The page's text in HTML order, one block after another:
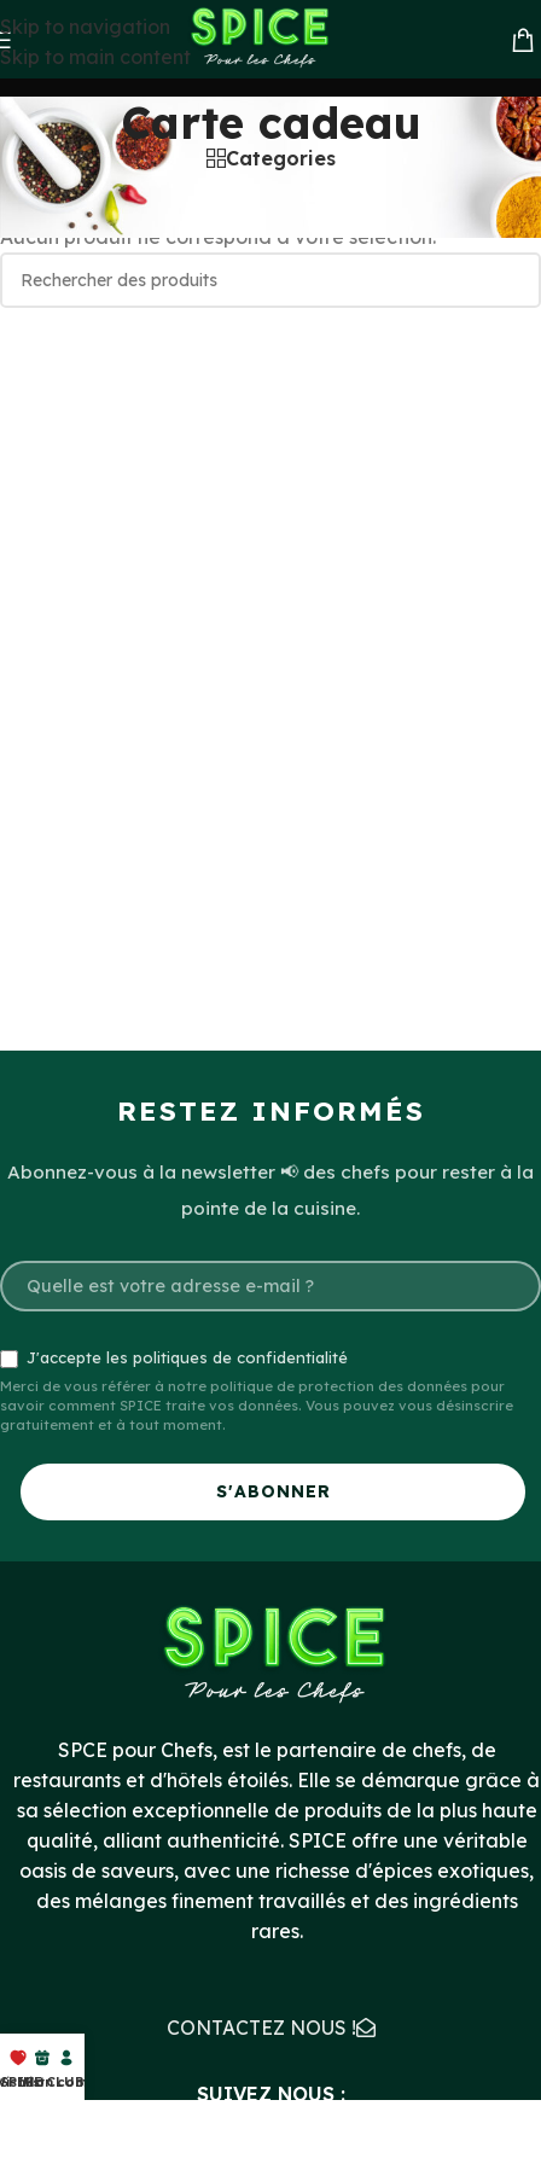
Skip to navigation
Skip to main content
Carte cadeau
Categories
Accueil»Carte cadeau
Aucun produit ne correspond à votre sélection.
RESTEZ INFORMÉS
Abonnez-vous à la newsletter 📢 des chefs pour rester à la
pointe de la cuisine.
J'accepte les politiques de confidentialité
Merci de vous référer à notre politique de protection des données pour
savoir comment SPICE traite vos données. Vous pouvez vous désinscrire
gratuitement et à tout moment.
S'ABONNER
SPCE pour Chefs, est le partenaire de chefs, de
restaurants et d'hôtels étoilés. Elle se démarque grâce à
sa sélection exceptionnelle de produits de la plus haute
qualité, alliant authenticité. SPICE offre une véritable
oasis de saveurs, avec une richesse d'épices exotiques,
des mélanges finement travaillés et des ingrédients
rares.
CONTACTEZ NOUS !
SUIVEZ NOUS :
SPICE CLUB
Mon compte